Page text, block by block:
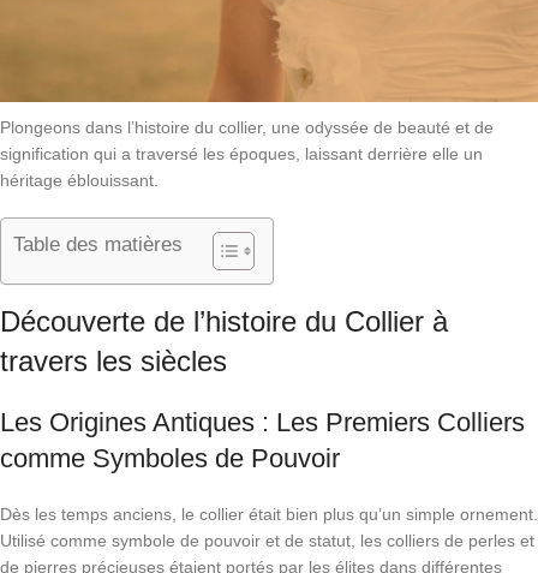
Plongeons dans l’histoire du collier, une odyssée de beauté et de
signification qui a traversé les époques, laissant derrière elle un
héritage éblouissant.
Table des matières
Découverte de l’histoire du Collier à
travers les siècles
Les Origines Antiques : Les Premiers Colliers
comme Symboles de Pouvoir
Dès les temps anciens, le collier était bien plus qu’un simple ornement.
Utilisé comme symbole de pouvoir et de statut, les colliers de perles et
de pierres précieuses étaient portés par les élites dans différentes